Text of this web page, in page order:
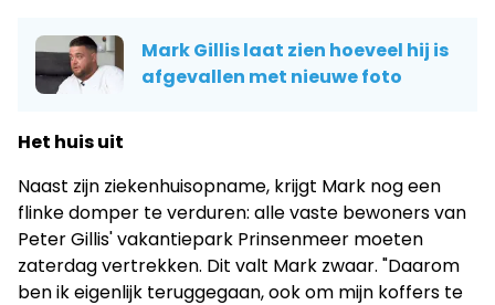
Mark Gillis laat zien hoeveel hij is
afgevallen met nieuwe foto
Het huis uit
Naast zijn ziekenhuisopname, krijgt Mark nog een
flinke domper te verduren: alle vaste bewoners van
Peter Gillis' vakantiepark Prinsenmeer moeten
zaterdag vertrekken. Dit valt Mark zwaar. "Daarom
ben ik eigenlijk teruggegaan, ook om mijn koffers te